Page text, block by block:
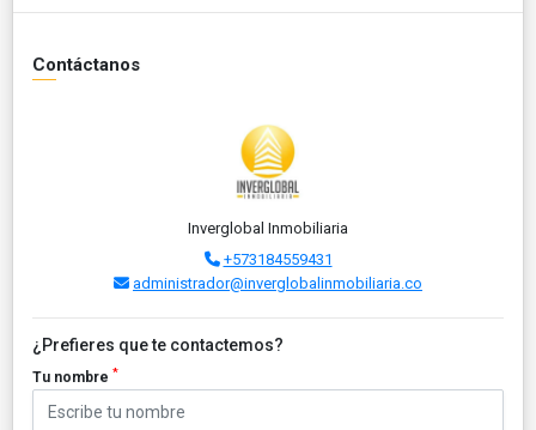
Contáctanos
Inverglobal Inmobiliaria
+573184559431
administrador@inverglobalinmobiliaria.co
¿Prefieres que te contactemos?
Tu nombre *